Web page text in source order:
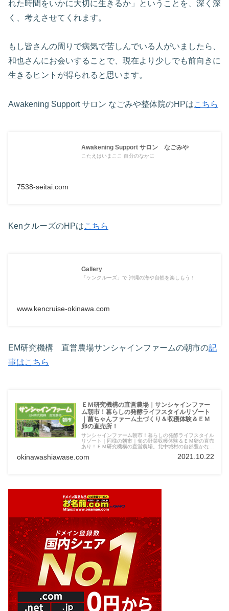
れた時間をいかに大切に生きるか」ということを、深く深
く、考えさせてくれます。
もし皆さんの周りで病気で苦しんでいる人がいましたら、
和也さんにお会いすることで、現在より少しでも前向きに
生きるヒントが得られると思います。
Awakening Support サロン なごみや整体院のHPはこちら
Awakening Support サロン なごみや
こたえはいまここ 自分のなかに
7538-seitai.com
KenクルーズのHPはこちら
Gallery
「ケンクルーズ」で 沖縄の海や自然を楽しもう！
www.kencruise-okinawa.com
EM研究機構 直営農場サンシャインファームの朝市の記
事はこちら
ＥＭ研究機構の直営農場｜サンシャインファー
ム朝市！暮らしの発酵ライフスタイルリゾート
｜菌ちゃんファーム土づくり＆収穫体験＆ＥＭ
卵の直売所！
サンシャインファーム朝市！暮らしの発酵ライフスタイル
リゾート｜同様の朝市｜旬の野菜収穫体験＆ＥＭ卵の直売
あり！ＥＭ研究機構の直営農場。北中城村の自然豊かな森
okinawashiawase.com 2021.10.22